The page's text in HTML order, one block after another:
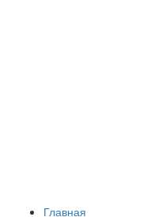
Главная